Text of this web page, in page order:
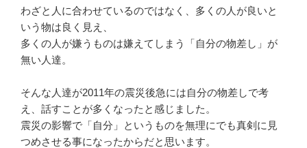
わざと人に合わせているのではなく、多くの人が良いと
いう物は良く見え、
多くの人が嫌うものは嫌えてしまう「自分の物差し」が
無い人達。
そんな人達が2011年の震災後急には自分の物差しで考
え、話すことが多くなったと感じました。
震災の影響で「自分」というものを無理にでも真剣に見
つめさせる事になったからだと思います。